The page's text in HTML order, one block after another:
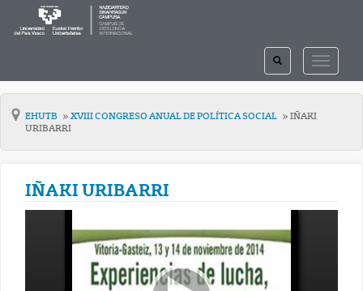
TOGGLE
TOGGLE
SEARCH
EHUTB XVIII CONGRESO ANUAL DE POLÍTICA SOCIAL
IÑAKI
URIBARRI
IÑAKI URIBARRI